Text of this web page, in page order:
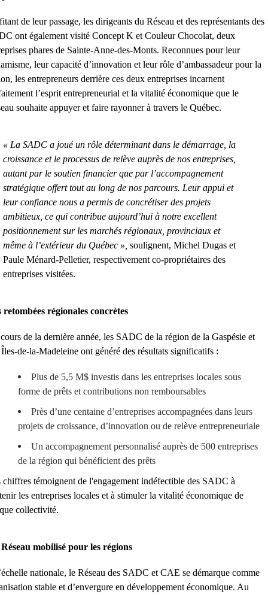
de leur passage, les dirigeants du Réseau et des représentants des
ont également visité Concept K et Couleur Chocolat, deux
phares de Sainte-Anne-des-Monts. Reconnues pour leur
leur capacité d’innovation et leur rôle d’ambassadeur pour la
les entrepreneurs derrière ces deux entreprises incarnent
l’esprit entrepreneurial et la vitalité économique que le
souhaite appuyer et faire rayonner à travers le Québec.
« La SADC a joué un rôle déterminant dans le démarrage, la
croissance et le processus de relève auprès de nos entreprises,
autant par le soutien financier que par l’accompagnement
stratégique offert tout au long de nos parcours. Leur appui et
leur confiance nous a permis de concrétiser des projets
ambitieux, ce qui contribue aujourd’hui à notre excellent
positionnement sur les marchés régionaux, provinciaux et
même à l’extérieur du Québec », soulignent, Michel Dugas et
Paule Ménard-Pelletier, respectivement co-propriétaires des
entreprises visitées.
retombées régionales concrètes
de la dernière année, les SADC de la région de la Gaspésie et
Îles-de-la-Madeleine ont généré des résultats significatifs :
Plus de 5,5 M$ investis dans les entreprises locales sous
forme de prêts et contributions non remboursables
Près d’une centaine d’entreprises accompagnées dans leurs
projets de croissance, d’innovation ou de relève entrepreneuriale
Un accompagnement personnalisé auprès de 500 entreprises
de la région qui bénéficient des prêts
chiffres témoignent de l'engagement indéfectible des SADC à
les entreprises locales et à stimuler la vitalité économique de
collectivité.
mobilisé pour les régions
nationale, le Réseau des SADC et CAE se démarque comme
stable et d’envergure en développement économique. Au